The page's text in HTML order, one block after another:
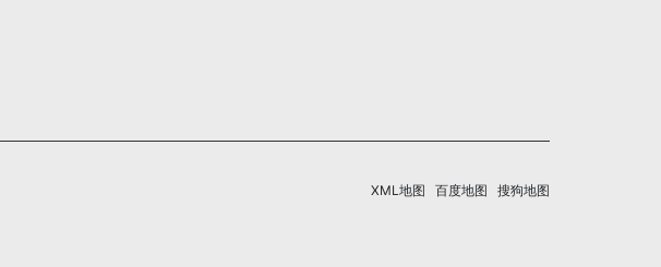
XML地图 百度地图 搜狗地图